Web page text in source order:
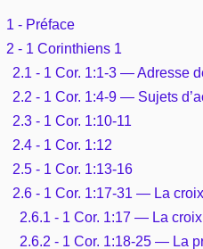
1 - Préface
2 - 1 Corinthiens 1
2.1 - 1 Cor. 1:1-3 — Adresse
2.2 - 1 Cor. 1:4-9 — Sujets
2.3 - 1 Cor. 1:10-11
2.4 - 1 Cor. 1:12
2.5 - 1 Cor. 1:13-16
2.6 - 1 Cor. 1:17-31 — La
2.6.1 - 1 Cor. 1:17 — La
2.6.2 - 1 Cor. 1:18-25 — La